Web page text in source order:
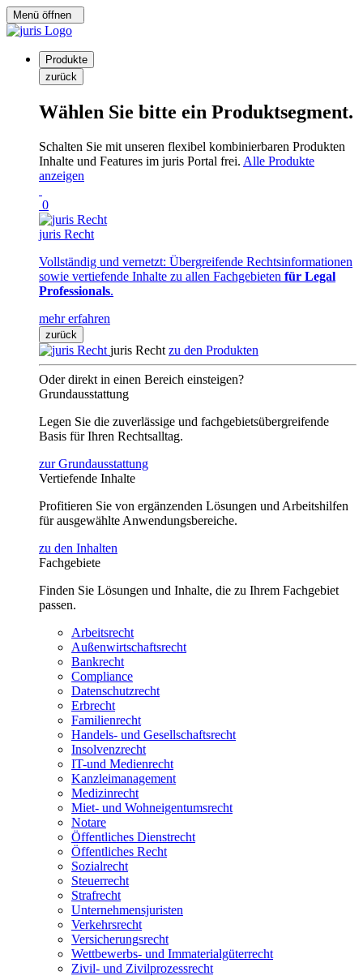
Menü öffnen
Produkte
zurück
Wählen Sie bitte ein Produktsegment.
Schalten Sie mit unseren flexibel kombinierbaren Produkten
Inhalte und Features im juris Portal frei. Alle Produkte
anzeigen
0
juris Recht
Vollständig und vernetzt: Übergreifende Rechtsinformationen
sowie vertiefende Inhalte zu allen Fachgebieten für Legal
Professionals.
mehr erfahren
zurück
juris Recht zu den Produkten
Oder direkt in einen Bereich einsteigen?
Grundausstattung
Legen Sie die zuverlässige und fachgebietsübergreifende
Basis für Ihren Rechtsalltag.
zur Grundausstattung
Vertiefende Inhalte
Profitieren Sie von ergänzenden Lösungen und Arbeitshilfen
für ausgewählte Anwendungsbereiche.
zu den Inhalten
Fachgebiete
Finden Sie Lösungen und Inhalte, die zu Ihrem Fachgebiet
passen.
Arbeitsrecht
Außenwirtschaftsrecht
Bankrecht
Compliance
Datenschutzrecht
Erbrecht
Familienrecht
Handels- und Gesellschaftsrecht
Insolvenzrecht
IT-und Medienrecht
Kanzleimanagement
Medizinrecht
Miet- und Wohneigentumsrecht
Notare
Öffentliches Dienstrecht
Öffentliches Recht
Sozialrecht
Steuerrecht
Strafrecht
Unternehmensjuristen
Verkehrsrecht
Versicherungsrecht
Wettbewerbs- und Immaterialgüterrecht
Zivil- und Zivilprozessrecht